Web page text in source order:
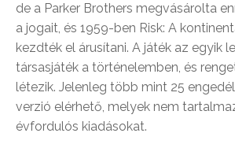
de a Parker Brothers megvásárolta
a jogait, és 1959-ben Risk: A
kezdték el árusítani. A játék az egyik
társasjáték a történelemben, és
létezik. Jelenleg több mint 25
verzió elérhető, melyek nem
évfordulós kiadásokat.